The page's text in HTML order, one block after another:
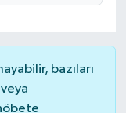
bazıları